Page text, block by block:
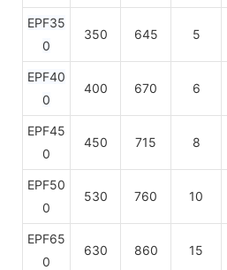
EPF35
0
350 645 5
EPF40
0
400 670 6
EPF45
0
450 715 8
EPF50
0
530 760 10
EPF65
0
630 860 15